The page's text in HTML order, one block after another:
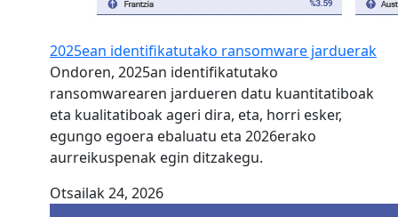
2025ean identifikatutako ransomware jarduerak
Ondoren, 2025an identifikatutako
ransomwarearen jardueren datu kuantitatiboak
eta kualitatiboak ageri dira, eta, horri esker,
egungo egoera ebaluatu eta 2026erako
aurreikuspenak egin ditzakegu.
Otsailak 24, 2026